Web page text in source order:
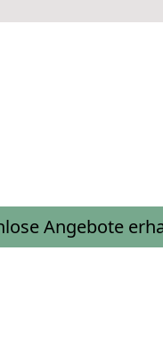
Angebote